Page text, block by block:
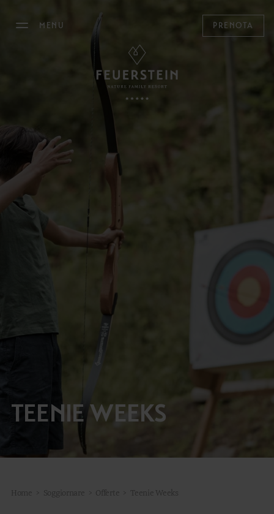
MENU PRENOTA
Camere, Suite & Chalet
Offerte
Servizi inclusi
Informazioni utili
ARTE CULINARIA
TEENIE WEEKS
Home > Soggiornare > Offerte > Teenie Weeks